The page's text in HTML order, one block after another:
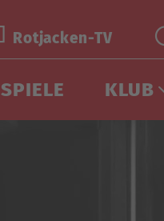
Rotjacken-TV
SPIELE KLUB